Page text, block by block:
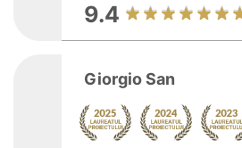
9.4
Giorgio San